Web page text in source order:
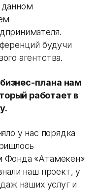
данном
будучи
агентства.
плана нам
работает в
у нас порядка
Фонда «Атамекен»
наш проект, у
наших услуг и